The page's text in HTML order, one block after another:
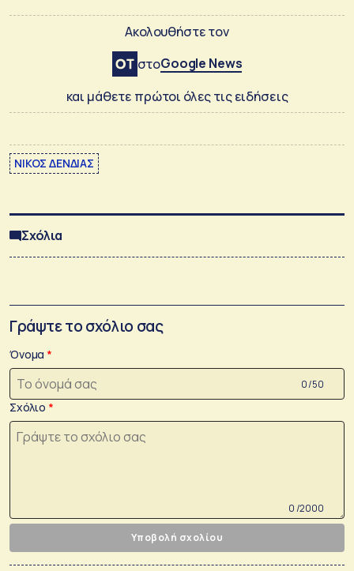
Ακολουθήστε τον
στοGoogle News
και μάθετε πρώτοι όλες τις ειδήσεις
ΝΙΚΟΣ ΔΕΝΔΙΑΣ
Σχόλια
Γράψτε το σχόλιο σας
Όνομα
0 /50
Σχόλιο
0 /2000
Υποβολή σχολίου